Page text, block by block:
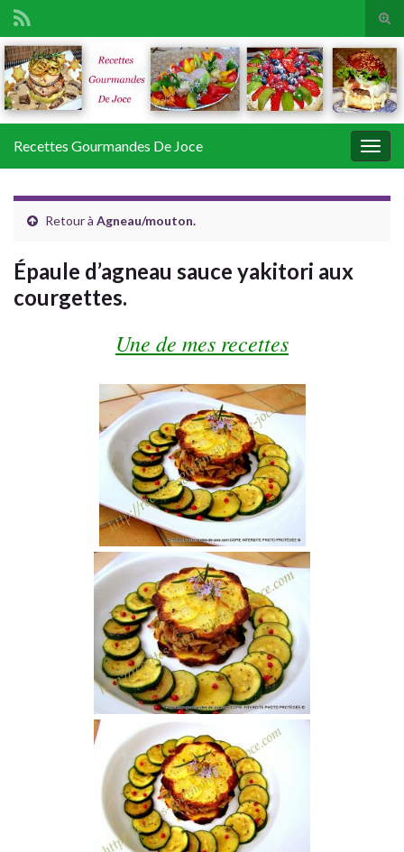
Search for:
Recettes Gourmandes De Joce
Retour à Agneau/mouton.
Épaule d’agneau sauce yakitori aux
courgettes.
Une de mes recettes